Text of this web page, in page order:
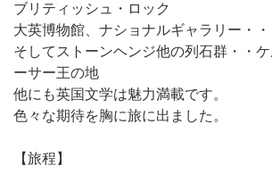
ブリティッシュ・ロック
大英博物館、ナショナルギャラリー・・
そしてストーンヘンジ他の列石群・・
ーサー王の地
他にも英国文学は魅力満載です。
色々な期待を胸に旅に出ました。
【旅程】